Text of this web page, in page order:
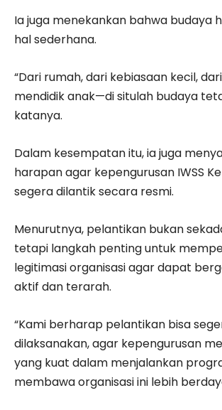
Ia juga menekankan bahwa budaya
hal sederhana.
“Dari rumah, dari kebiasaan kecil,
mendidik anak—di situlah budaya
katanya.
Dalam kesempatan itu, ia juga
harapan agar kepengurusan IWSS
segera dilantik secara resmi.
Menurutnya, pelantikan bukan
tetapi langkah penting untuk
legitimasi organisasi agar dapat
aktif dan terarah.
“Kami berharap pelantikan bisa
dilaksanakan, agar kepengurusan
yang kuat dalam menjalankan
membawa organisasi ini lebih